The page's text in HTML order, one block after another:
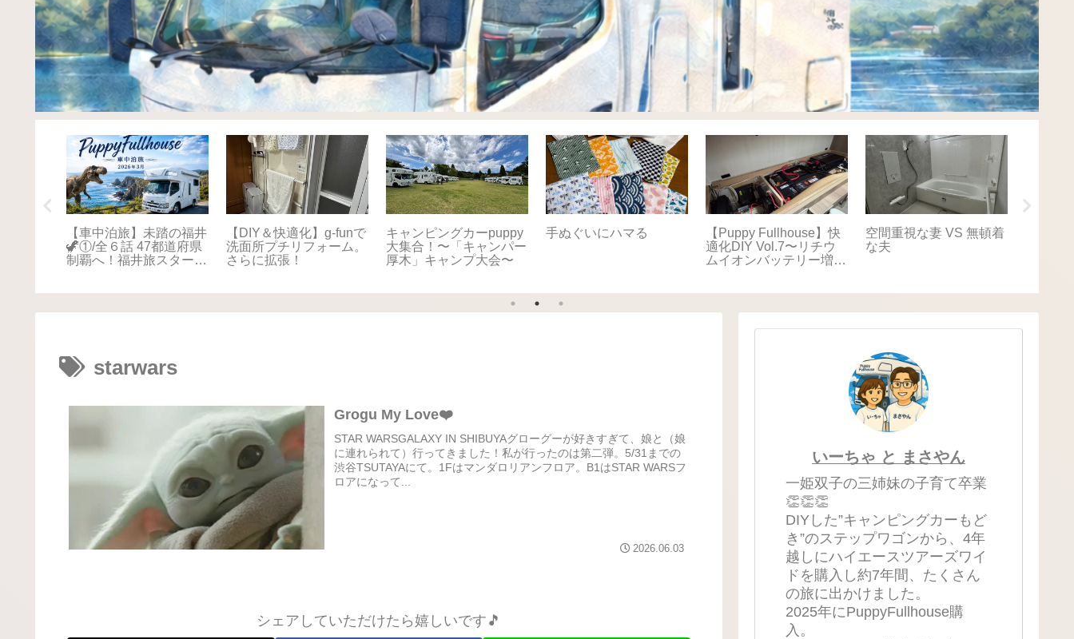
【車中泊旅】未踏の福井
🦖①/全６話 47都道府県
制覇へ！福井旅スタート
【DIY＆快適化】g-funで
洗面所プチリフォーム。
さらに拡張！
キャンピングカーpuppy
大集合！〜「キャンパー
厚木」キャンプ大会〜
手ぬぐいにハマる
【Puppy Fullhouse】快
適化DIY Vol.7〜リチウ
ムイオンバッテリー増
空間重視な妻 VS 無頓着
な夫
starwars
Grogu My Love❤️
STAR WARSGALAXY IN SHIBUYAグローグーが好きすぎて、娘と（娘
に連れられて）行ってきました！私が行ったのは第二弾。5/31までの
渋谷TSUTAYAにて。1Fはマンダロリアンフロア。B1はSTAR WARSフ
ロアになって...
2026.06.03
シェアしていただけたら嬉しいです🎵
いーちゃ と まさやん
一姫双子の三姉妹の子育て卒業
👏👏👏
DIYした”キャンピングカーもど
き”のステップワゴンから、4年
越しにハイエースツアーズワイ
ドを購入し約7年間、たくさん
の旅に出かけました。
2025年にPuppyFullhouse購
入。